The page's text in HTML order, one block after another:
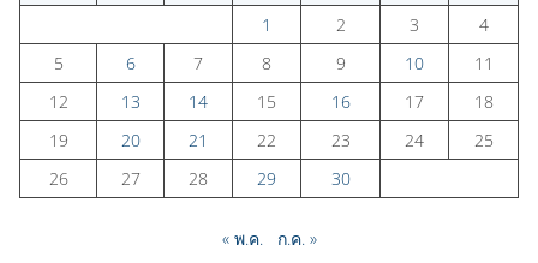
1
2 3
4
5
6 7 8 9 10
11
12
13 14 15 16 17
18
19
20 21 22 23 24
25
26
27 28 29 30
« พ.ค. ก.ค. »